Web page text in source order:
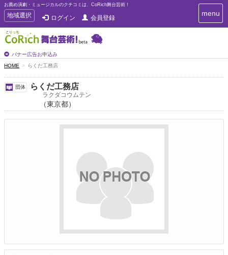
お薦め演劇・ミュージカルのクチコミは、CoRich舞台芸術！
T
o
g
g
e
n
a
v
i
a
t
地域選択 ログイン 会員登録
バナー広告お申込み
T
o
menu
HOME らくだ工務店
団体 らくだ工務店
ラクダコウムテン
（東京都）